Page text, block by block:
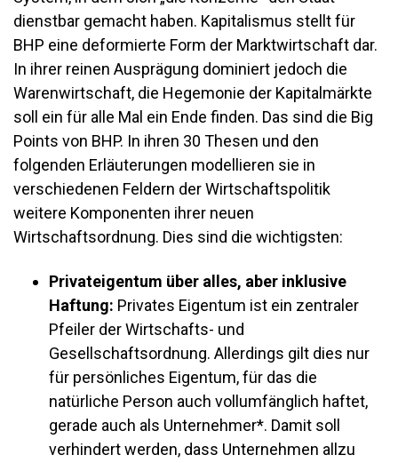
dienstbar gemacht haben. Kapitalismus stellt für
BHP eine deformierte Form der Marktwirtschaft dar.
In ihrer reinen Ausprägung dominiert jedoch die
Warenwirtschaft, die Hegemonie der Kapitalmärkte
soll ein für alle Mal ein Ende finden. Das sind die Big
Points von BHP. In ihren 30 Thesen und den
folgenden Erläuterungen modellieren sie in
verschiedenen Feldern der Wirtschaftspolitik
weitere Komponenten ihrer neuen
Wirtschaftsordnung. Dies sind die wichtigsten:
Privateigentum über alles, aber inklusive
Haftung: Privates Eigentum ist ein zentraler
Pfeiler der Wirtschafts- und
Gesellschaftsordnung. Allerdings gilt dies nur
für persönliches Eigentum, für das die
natürliche Person auch vollumfänglich haftet,
gerade auch als Unternehmer*. Damit soll
verhindert werden, dass Unternehmen allzu